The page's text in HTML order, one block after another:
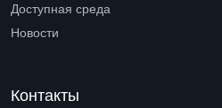
Доступная среда
Новости
Контакты